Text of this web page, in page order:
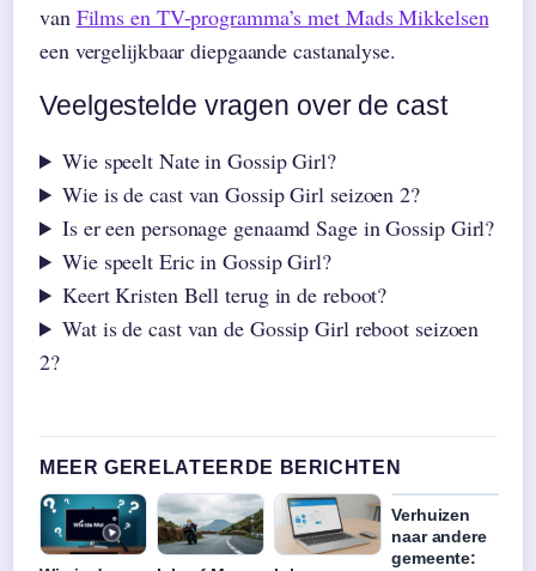
van Films en TV-programma’s met Mads Mikkelsen
een vergelijkbaar diepgaande castanalyse.
Veelgestelde vragen over de cast
Wie speelt Nate in Gossip Girl?
Wie is de cast van Gossip Girl seizoen 2?
Is er een personage genaamd Sage in Gossip Girl?
Wie speelt Eric in Gossip Girl?
Keert Kristen Bell terug in de reboot?
Wat is de cast van de Gossip Girl reboot seizoen
2?
MEER GERELATEERDE BERICHTEN
Verhuizen
naar andere
gemeente: